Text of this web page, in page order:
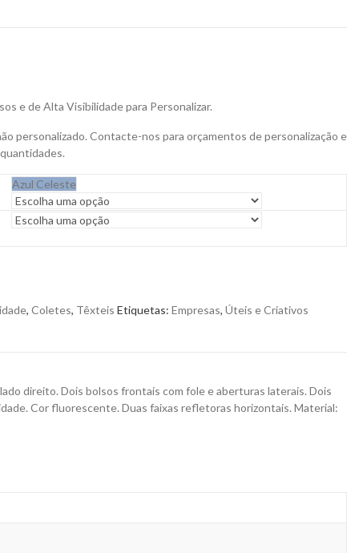
e de Alta Visibilidade para Personalizar.
personalizado. Contacte-nos para orçamentos de personalização e
Azul Celeste
, Coletes, Têxteis Etiquetas: Empresas, Úteis e Criativos
direito. Dois bolsos frontais com fole e aberturas laterais. Dois
Cor fluorescente. Duas faixas refletoras horizontais. Material: